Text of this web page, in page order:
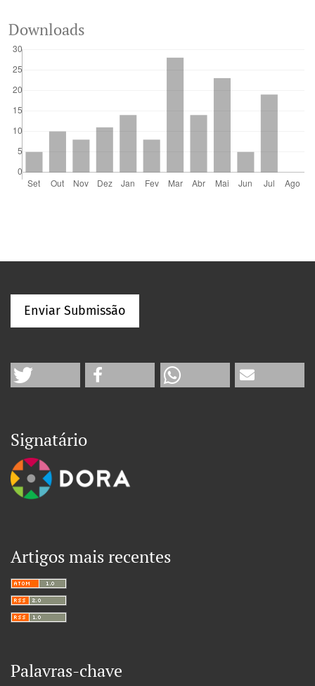
Downloads
Enviar Submissão
Signatário
Artigos mais recentes
Palavras-chave